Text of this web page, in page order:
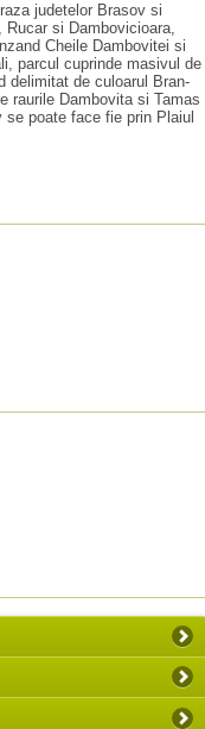
judetelor Brasov si
si Dambovicioara,
Cheile Dambovitei si
parcul cuprinde masivul de
delimitat de culoarul Bran-
raurile Dambovita si Tamas
poate face fie prin Plaiul